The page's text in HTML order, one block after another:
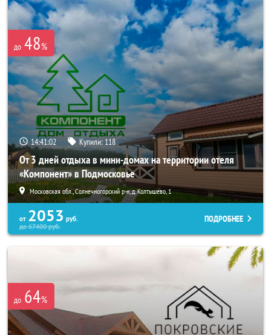
до 48%
14:41:02 Купили: 118
От 3 дней отдыха в мини-домах на территории отеля
«Компонент» в Подмосковье
Московская обл., Солнечногорский р-н, д. Колтышево, 1
от 2053 руб.
до67400руб.
ПОДРОБНЕЕ
до 64%